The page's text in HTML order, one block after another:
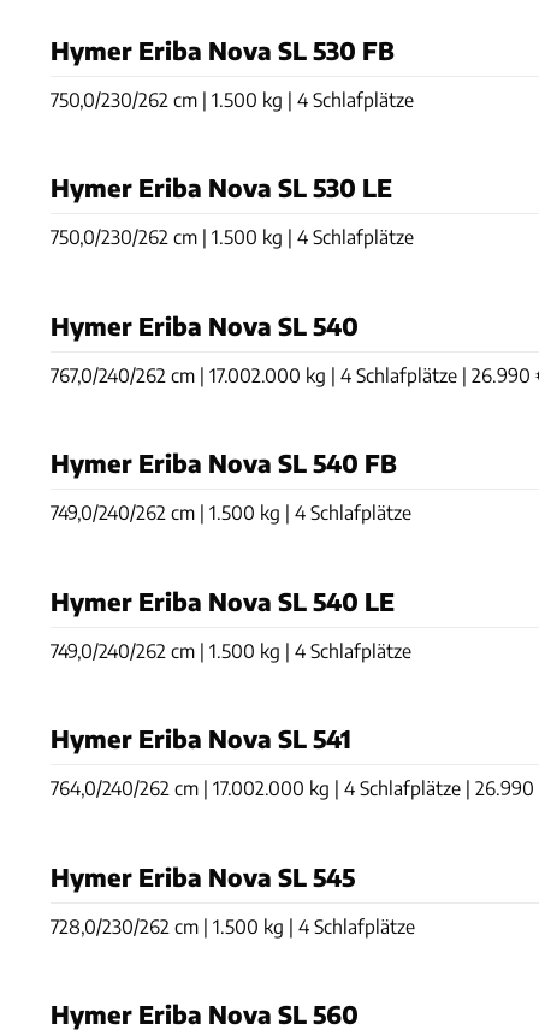
Hymer Eriba Nova SL 530 FB
750,0/230/262 cm | 1.500 kg | 4 Schlafplätze
Hymer Eriba Nova SL 530 LE
750,0/230/262 cm | 1.500 kg | 4 Schlafplätze
Hymer Eriba Nova SL 540
767,0/240/262 cm | 17.002.000 kg | 4 Schlafplätze | 26.990
Hymer Eriba Nova SL 540 FB
749,0/240/262 cm | 1.500 kg | 4 Schlafplätze
Hymer Eriba Nova SL 540 LE
749,0/240/262 cm | 1.500 kg | 4 Schlafplätze
Hymer Eriba Nova SL 541
764,0/240/262 cm | 17.002.000 kg | 4 Schlafplätze |
Hymer Eriba Nova SL 545
728,0/230/262 cm | 1.500 kg | 4 Schlafplätze
Hymer Eriba Nova SL 560